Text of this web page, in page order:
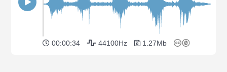
00:00:34 44100Hz 1.27Mb